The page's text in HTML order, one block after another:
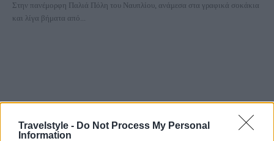
Travelstyle - Do Not Process My Personal
Information
Στην πανέμορφη Παλιά Πόλη του Ναυπλίου, ανάμεσα στα γραφικά σοκάκια
και λίγα βήματα από...